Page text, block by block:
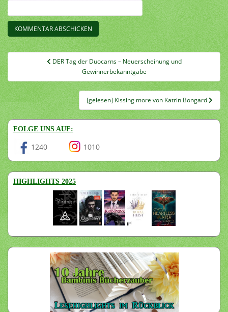
Beitragsnavigation
DER Tag der Duocarns – Neuerscheinung und
Gewinnerbekanntgabe
[gelesen] Kissing more von Katrin Bongard
FOLGE UNS AUF:
1240 1010
HIGHLIGHTS 2025